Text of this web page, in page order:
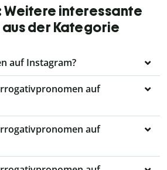
Weitere interessante
der Kategorie
auf Instagram?
auf
auf